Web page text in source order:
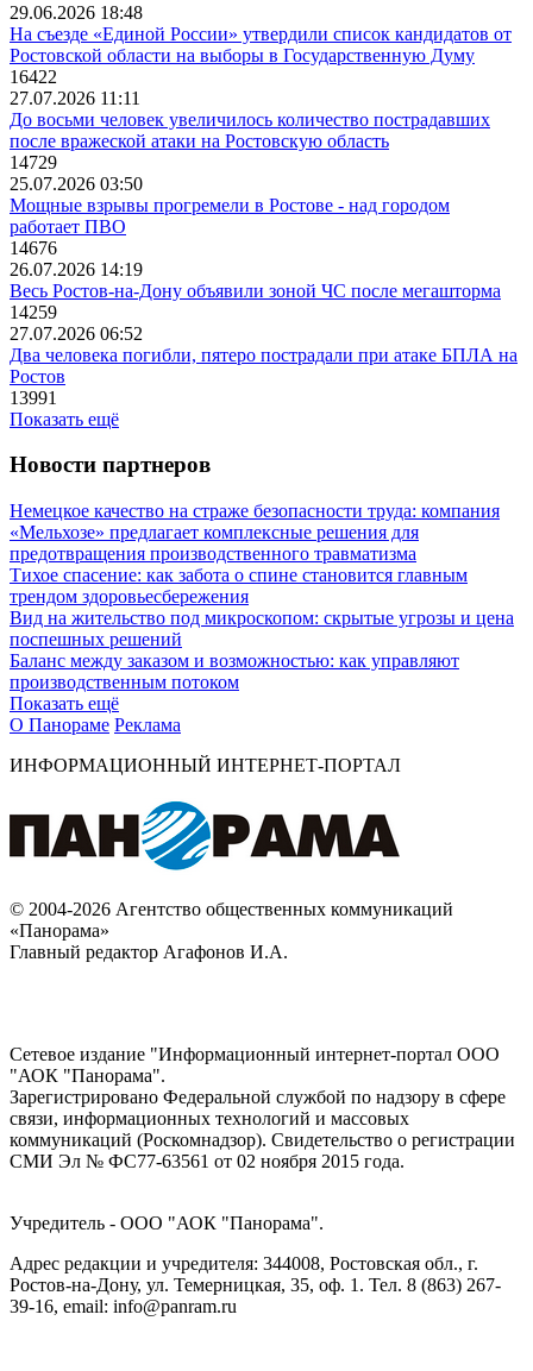
29.06.2026 18:48
На съезде «Единой России» утвердили список кандидатов от
Ростовской области на выборы в Государственную Думу
16422
27.07.2026 11:11
До восьми человек увеличилось количество пострадавших
после вражеской атаки на Ростовскую область
14729
25.07.2026 03:50
Мощные взрывы прогремели в Ростове - над городом
работает ПВО
14676
26.07.2026 14:19
Весь Ростов-на-Дону объявили зоной ЧС после мегашторма
14259
27.07.2026 06:52
Два человека погибли, пятеро пострадали при атаке БПЛА на
Ростов
13991
Показать ещё
Новости партнеров
Немецкое качество на страже безопасности труда: компания
«Мельхозе» предлагает комплексные решения для
предотвращения производственного травматизма
Тихое спасение: как забота о спине становится главным
трендом здоровьесбережения
Вид на жительство под микроскопом: скрытые угрозы и цена
поспешных решений
Баланс между заказом и возможностью: как управляют
производственным потоком
Показать ещё
О Панораме Реклама
ИНФОРМАЦИОННЫЙ ИНТЕРНЕТ-ПОРТАЛ
© 2004-2026 Агентство общественных коммуникаций
«Панорама»
Главный редактор Агафонов И.А.
Сетевое издание "Информационный интернет-портал ООО
"АОК "Панорама".
Зарегистрировано Федеральной службой по надзору в сфере
связи, информационных технологий и массовых
коммуникаций (Роскомнадзор). Cвидетельство о регистрации
СМИ Эл № ФС77-63561 от 02 ноября 2015 года.
Учредитель - ООО "АОК "Панорама".
Адрес редакции и учредителя: 344008, Ростовская обл., г.
Ростов-на-Дону, ул. Темерницкая, 35, оф. 1. Тел. 8 (863) 267-
39-16, email: info@panram.ru